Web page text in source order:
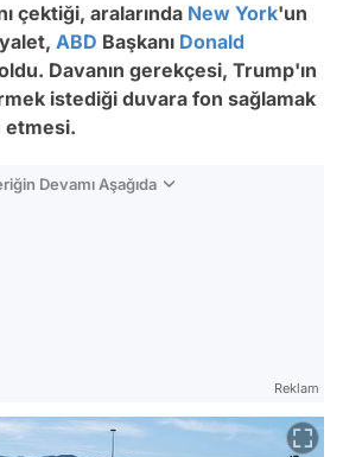
çektiği, aralarında New York'un
ABD Başkanı Donald
Davanın gerekçesi, Trump'ın
istediği duvara fon sağlamak
etmesi.
Devamı Aşağıda
Reklam